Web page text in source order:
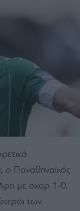
ο Παναθηναϊκός
με σκορ 1-0.
των